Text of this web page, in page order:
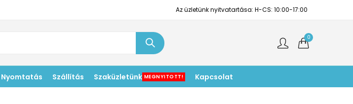
Az üzletünk nyitvatartása: H-CS: 10:00-17:00
0
Nyomtatás Szállítás Szaküzletünk MEGNYITOTT! Kapcsolat